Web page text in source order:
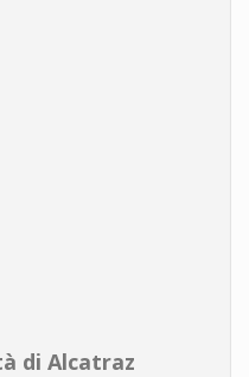
di Alcatraz